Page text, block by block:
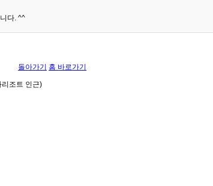
다. ^^
돌아가기 홈 바로가기
조트 인근)